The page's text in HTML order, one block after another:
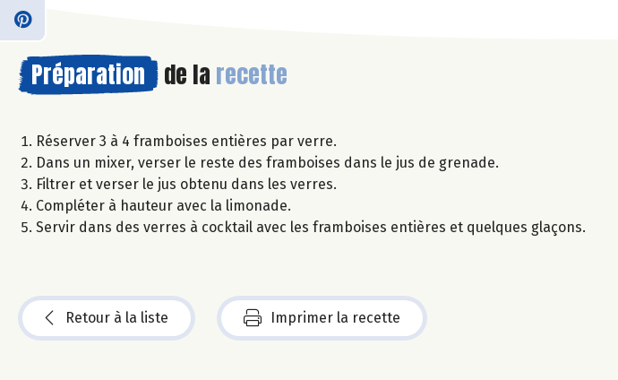
Préparation de la recette
Réserver 3 à 4 framboises entières par verre.
Dans un mixer, verser le reste des framboises dans le jus de grenade.
Filtrer et verser le jus obtenu dans les verres.
Compléter à hauteur avec la limonade.
Servir dans des verres à cocktail avec les framboises entières et quelques glaçons.
Retour à la liste Imprimer la recette